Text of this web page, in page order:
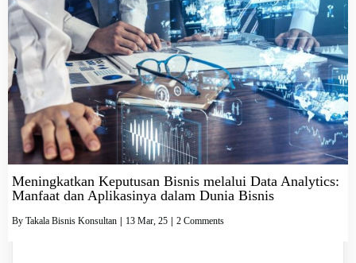
Meningkatkan Keputusan Bisnis melalui Data Analytics:
Manfaat dan Aplikasinya dalam Dunia Bisnis
By Takala Bisnis Konsultan 13 Mar, 25 2 Comments